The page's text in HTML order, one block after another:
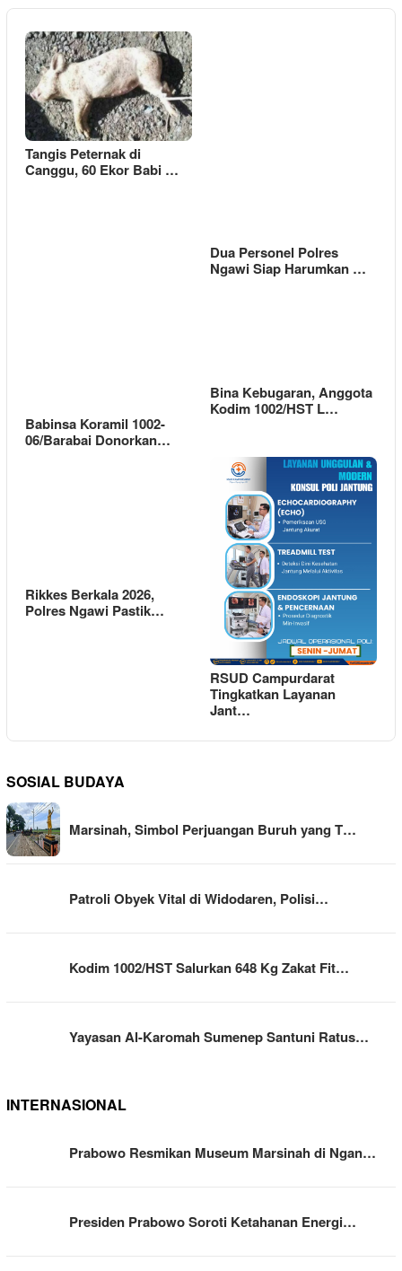
Tangis Peternak di
Canggu, 60 Ekor Babi …
Dua Personel Polres
Ngawi Siap Harumkan …
Babinsa Koramil 1002-
06/Barabai Donorkan…
Bina Kebugaran, Anggota
Kodim 1002/HST L…
Rikkes Berkala 2026,
Polres Ngawi Pastik…
RSUD Campurdarat
Tingkatkan Layanan
Jant…
SOSIAL BUDAYA
Marsinah, Simbol Perjuangan Buruh yang T…
Patroli Obyek Vital di Widodaren, Polisi…
Kodim 1002/HST Salurkan 648 Kg Zakat Fit…
Yayasan Al-Karomah Sumenep Santuni Ratus…
INTERNASIONAL
Prabowo Resmikan Museum Marsinah di Ngan…
Presiden Prabowo Soroti Ketahanan Energi…